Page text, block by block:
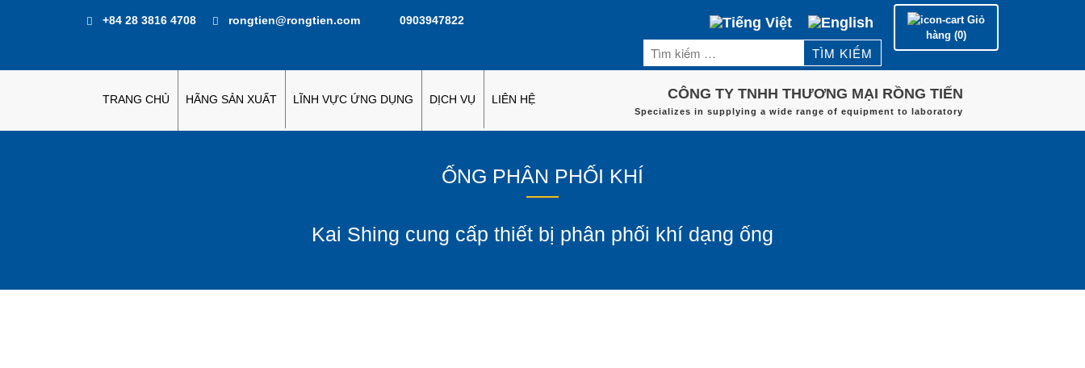
Trang chủ
HÃNG SẢN XUẤT
+84 28 3816 4708 rongtien@rongtien.com 0903947822
Giỏ
hàng (0)
CÔNG TY TNHH THƯƠNG MẠI RỒNG TIẾN
Specializes in supplying a wide range of equipment to laboratory
TRANG CHỦ HÃNG SẢN XUẤT LĨNH VỰC ỨNG DỤNG DỊCH VỤ LIÊN HỆ
ỐNG PHÂN PHỐI KHÍ
Kai Shing cung cấp thiết bị phân phối khí dạng ống